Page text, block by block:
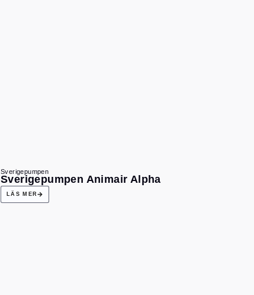
Sverigepumpen
Sverigepumpen Animair Alpha
LÄS MER